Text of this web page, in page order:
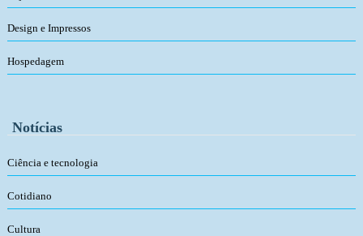
Design e Impressos
Hospedagem
Notícias
Ciência e tecnologia
Cotidiano
Cultura